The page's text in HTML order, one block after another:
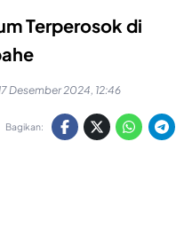
Terperosok di
Desember 2024, 12:46
Bagikan: